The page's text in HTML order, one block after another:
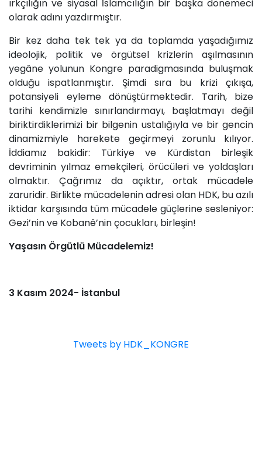
ırkçılığın ve siyasal İslamcılığın bir başka dönemeci
olarak adını yazdırmıştır.
Bir kez daha tek tek ya da toplamda yaşadığımız
ideolojik, politik ve örgütsel krizlerin aşılmasının
yegâne yolunun Kongre paradigmasında buluşmak
olduğu ispatlanmıştır. Şimdi sıra bu krizi çıkışa,
potansiyeli eyleme dönüştürmektedir. Tarih, bize
tarihi kendimizle sınırlandırmayı, başlatmayı değil
biriktirdiklerimizi bir bilgenin ustalığıyla ve bir gencin
dinamizmiyle harekete geçirmeyi zorunlu kılıyor.
İddiamız bakidir: Türkiye ve Kürdistan birleşik
devriminin yılmaz emekçileri, örücüleri ve yoldaşları
olmaktır. Çağrımız da açıktır, ortak mücadele
zaruridir. Birlikte mücadelenin adresi olan HDK, bu azılı
iktidar karşısında tüm mücadele güçlerine sesleniyor:
Gezi’nin ve Kobanê’nin çocukları, birleşin!
Yaşasın Örgütlü Mücadelemiz!
3 Kasım 2024- İstanbul
Tweets by HDK_KONGRE